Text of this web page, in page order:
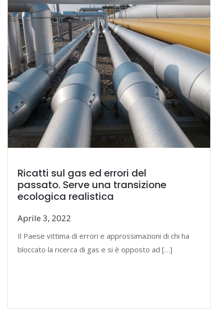
Ricatti sul gas ed errori del
passato. Serve una transizione
ecologica realistica
Aprile 3, 2022
Il Paese vittima di errori e approssimazioni di chi ha
bloccato la ricerca di gas e si è opposto ad […]